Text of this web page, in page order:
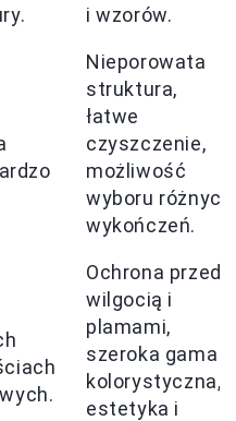
i wzorów.
Nieporowata
struktura,
łatwe
czyszczenie,
możliwość
wyboru różnych
wykończeń.
Ochrona przed
wilgocią i
plamami,
szeroka gama
kolorystyczna,
estetyka i